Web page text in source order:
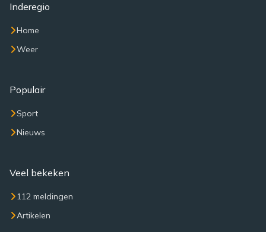
Inderegio
Home
Weer
Populair
Sport
Nieuws
Veel bekeken
112 meldingen
Artikelen